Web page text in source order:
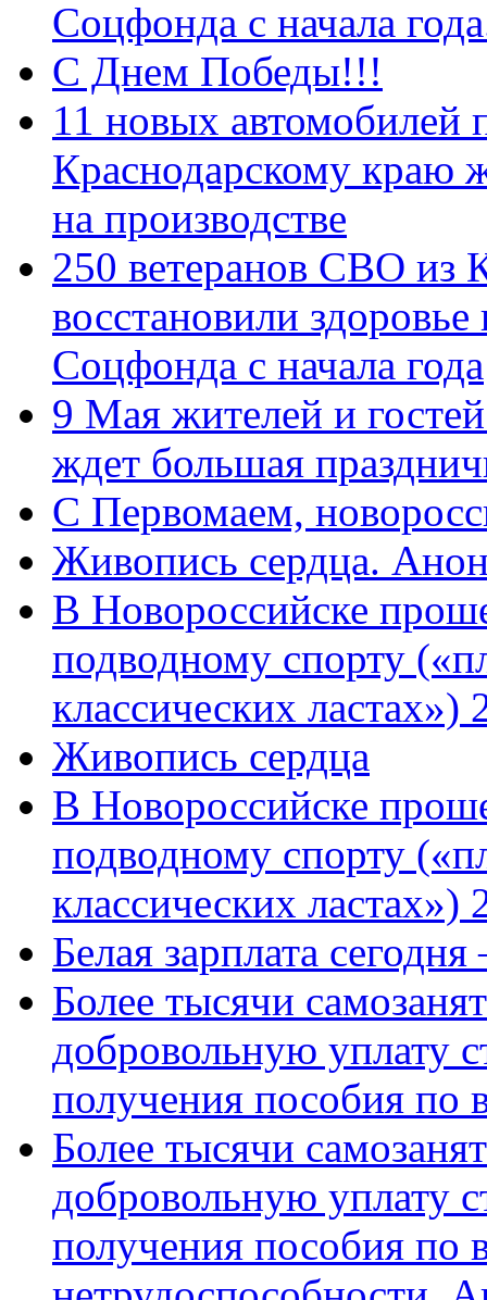
Соцфонда с начала
С Днем Победы!!!
11 новых автомобилей
Краснодарскому краю
на производстве
250 ветеранов СВО из
восстановили
Соцфонда с начала года
9 Мая жителей и
ждет большая
C Первомаем,
Живопись сердца.
В Новороссийске
подводному спорту
классических
Живопись сердца
В Новороссийске
подводному спорту
классических ластах»)
Белая зарплата
Более тысячи
добровольную уплату
получения пособия по
Более тысячи
добровольную уплату
получения пособия по